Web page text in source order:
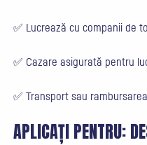
✅ Lucrează cu companii de
✅ Cazare asigurată pentru
✅ Transport sau
APLICAȚI PENTRU: